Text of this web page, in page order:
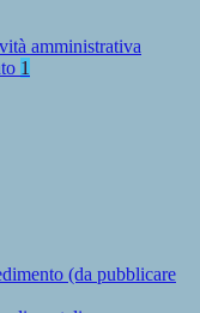
amministrativa
1
(da pubblicare